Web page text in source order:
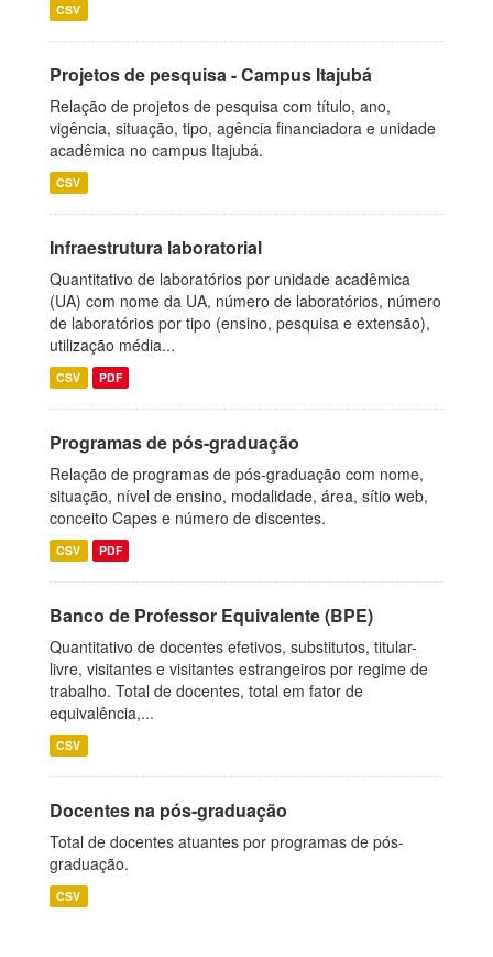
CSV
Projetos de pesquisa - Campus Itajubá
Relação de projetos de pesquisa com título, ano,
vigência, situação, tipo, agência financiadora e unidade
acadêmica no campus Itajubá.
CSV
Infraestrutura laboratorial
Quantitativo de laboratórios por unidade acadêmica
(UA) com nome da UA, número de laboratórios, número
de laboratórios por tipo (ensino, pesquisa e extensão),
utilização média...
CSV PDF
Programas de pós-graduação
Relação de programas de pós-graduação com nome,
situação, nível de ensino, modalidade, área, sítio web,
conceito Capes e número de discentes.
CSV PDF
Banco de Professor Equivalente (BPE)
Quantitativo de docentes efetivos, substitutos, titular-
livre, visitantes e visitantes estrangeiros por regime de
trabalho. Total de docentes, total em fator de
equivalência,...
CSV
Docentes na pós-graduação
Total de docentes atuantes por programas de pós-
graduação.
CSV